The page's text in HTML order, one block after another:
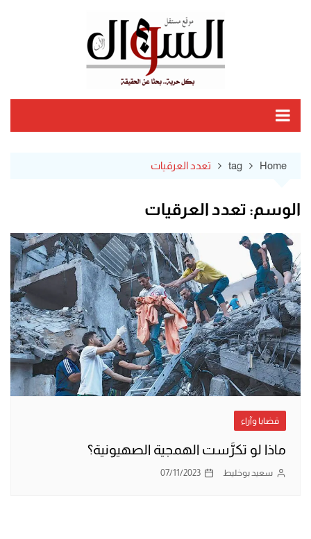
Home
tag تعدد العرقيات
الوسم: تعدد العرقيات
قضايا وآراء
ماذا لو تكرَّست الهمجية الصهيونية؟
سعيد بوخليط 07/11/2023